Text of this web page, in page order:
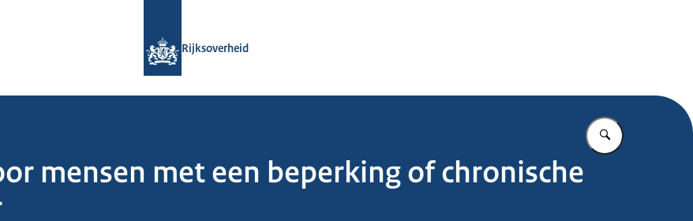
Rijksoverheid
Vul in wat u
mensen met een beperking of chronische